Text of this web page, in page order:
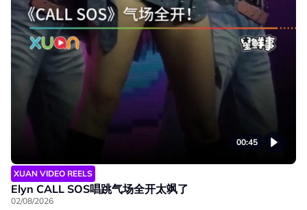
00:45
XUAN VIDEO REELS
Elyn CALL SOS唱跳气场全开太飒了
02/08/2026